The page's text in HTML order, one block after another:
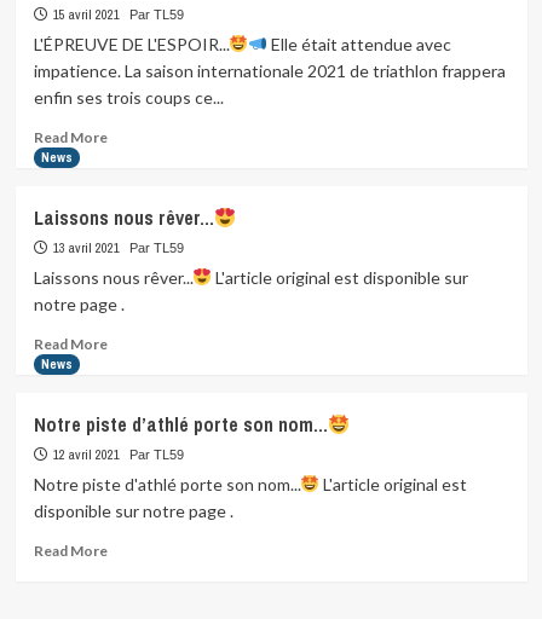
MER…
groupe
3…
15 avril 2021 Par TL59
L'ÉPREUVE DE L'ESPOIR...
Elle était attendue avec
impatience. La saison internationale 2021 de triathlon frappera
enfin ses trois coups ce...
Read MoreRead
DE
L’ESPOIR…
Elle
était
…
News
Laissons nous rêver…
13 avril 2021 Par TL59
Laissons nous rêver...
L'article original est disponible sur
notre page .
Read MoreRead
nous
rêver…
News
Notre piste d’athlé porte son nom…
12 avril 2021 Par TL59
Notre piste d'athlé porte son nom...
L'article original est
disponible sur notre page .
Read MoreRead